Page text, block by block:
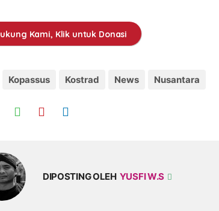
Kami, Klik untuk Donasi
Kopassus Kostrad News Nusantara
DIPOSTING OLEH YUSFI W.S